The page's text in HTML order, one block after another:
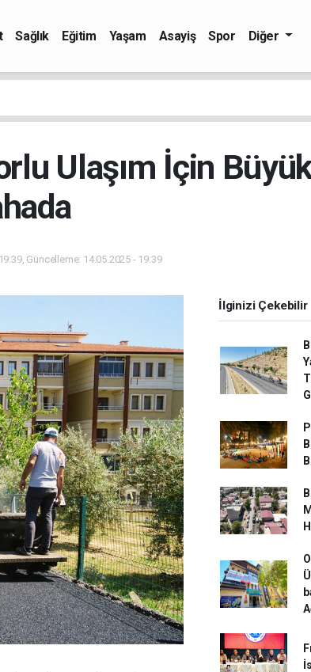
Sağlık Eğitim Yaşam Asayiş Spor Diğer
Ulaşım İçin
Güncelleme: 14.05.2025 - 19:39
İlginizi Çekebilir